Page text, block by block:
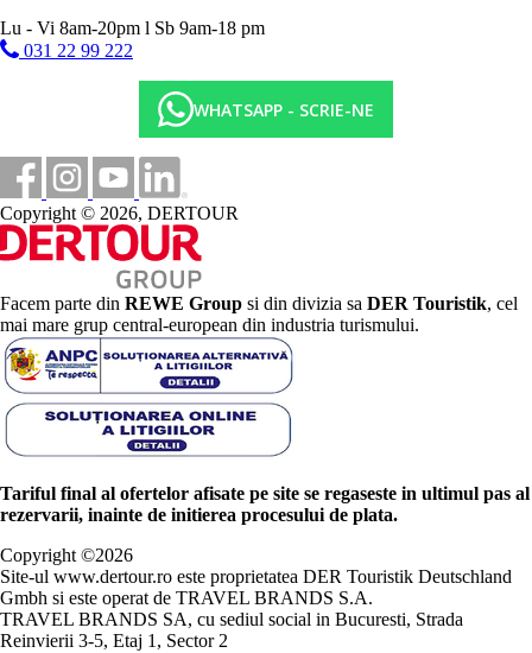
Lu - Vi 8am-20pm l Sb 9am-18 pm
031 22 99 222
WHATSAPP - SCRIE-NE
Copyright © 2026, DERTOUR
Facem parte din REWE Group si din divizia sa DER Touristik, cel
mai mare grup central-european din industria turismului.
Tariful final al ofertelor afisate pe site se regaseste in ultimul pas al
rezervarii, inainte de initierea procesului de plata.
Copyright ©2026
Site-ul www.dertour.ro este proprietatea DER Touristik Deutschland
Gmbh si este operat de TRAVEL BRANDS S.A.
TRAVEL BRANDS SA, cu sediul social in Bucuresti, Strada
Reinvierii 3-5, Etaj 1, Sector 2